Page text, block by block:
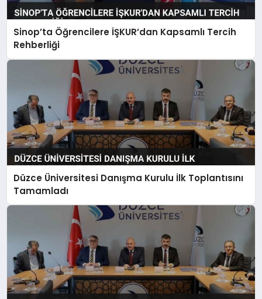
Sinop’ta Öğrencilere İŞKUR’dan Kapsamlı Tercih
Rehberliği
Düzce Üniversitesi Danışma Kurulu İlk Toplantısını
Tamamladı